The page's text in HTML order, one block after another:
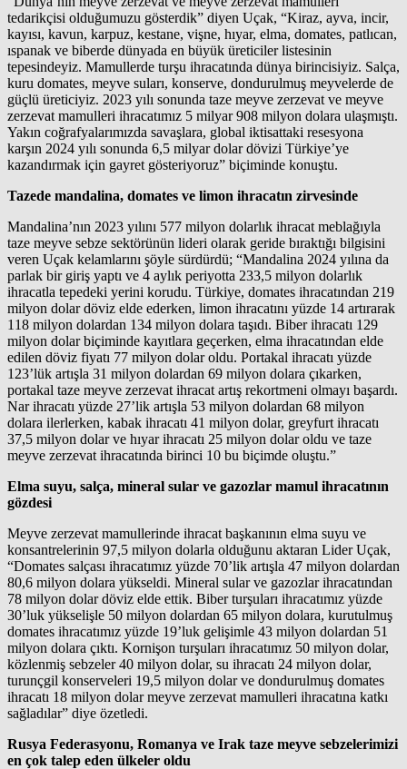
tedarikçisi olduğumuzu gösterdik” diyen Uçak, “Kiraz, ayva, incir,
kayısı, kavun, karpuz, kestane, vişne, hıyar, elma, domates, patlıcan,
ıspanak ve biberde dünyada en büyük üreticiler listesinin
tepesindeyiz. Mamullerde turşu ihracatında dünya birincisiyiz. Salça,
kuru domates, meyve suları, konserve, dondurulmuş meyvelerde de
güçlü üreticiyiz. 2023 yılı sonunda taze meyve zerzevat ve meyve
zerzevat mamulleri ihracatımız 5 milyar 908 milyon dolara ulaşmıştı.
Yakın coğrafyalarımızda savaşlara, global iktisattaki resesyona
karşın 2024 yılı sonunda 6,5 milyar dolar dövizi Türkiye’ye
kazandırmak için gayret gösteriyoruz” biçiminde konuştu.
Tazede mandalina, domates ve limon ihracatın zirvesinde
Mandalina’nın 2023 yılını 577 milyon dolarlık ihracat meblağıyla
taze meyve sebze sektörünün lideri olarak geride bıraktığı bilgisini
veren Uçak kelamlarını şöyle sürdürdü; “Mandalina 2024 yılına da
parlak bir giriş yaptı ve 4 aylık periyotta 233,5 milyon dolarlık
ihracatla tepedeki yerini korudu. Türkiye, domates ihracatından 219
milyon dolar döviz elde ederken, limon ihracatını yüzde 14 artırarak
118 milyon dolardan 134 milyon dolara taşıdı. Biber ihracatı 129
milyon dolar biçiminde kayıtlara geçerken, elma ihracatından elde
edilen döviz fiyatı 77 milyon dolar oldu. Portakal ihracatı yüzde
123’lük artışla 31 milyon dolardan 69 milyon dolara çıkarken,
portakal taze meyve zerzevat ihracat artış rekortmeni olmayı başardı.
Nar ihracatı yüzde 27’lik artışla 53 milyon dolardan 68 milyon
dolara ilerlerken, kabak ihracatı 41 milyon dolar, greyfurt ihracatı
37,5 milyon dolar ve hıyar ihracatı 25 milyon dolar oldu ve taze
meyve zerzevat ihracatında birinci 10 bu biçimde oluştu.”
Elma suyu, salça, mineral sular ve gazozlar mamul ihracatının
gözdesi
Meyve zerzevat mamullerinde ihracat başkanının elma suyu ve
konsantrelerinin 97,5 milyon dolarla olduğunu aktaran Lider Uçak,
“Domates salçası ihracatımız yüzde 70’lik artışla 47 milyon dolardan
80,6 milyon dolara yükseldi. Mineral sular ve gazozlar ihracatından
78 milyon dolar döviz elde ettik. Biber turşuları ihracatımız yüzde
30’luk yükselişle 50 milyon dolardan 65 milyon dolara, kurutulmuş
domates ihracatımız yüzde 19’luk gelişimle 43 milyon dolardan 51
milyon dolara çıktı. Kornişon turşuları ihracatımız 50 milyon dolar,
közlenmiş sebzeler 40 milyon dolar, su ihracatı 24 milyon dolar,
turunçgil konserveleri 19,5 milyon dolar ve dondurulmuş domates
ihracatı 18 milyon dolar meyve zerzevat mamulleri ihracatına katkı
sağladılar” diye özetledi.
Rusya Federasyonu, Romanya ve Irak taze meyve sebzelerimizi
en çok talep eden ülkeler oldu